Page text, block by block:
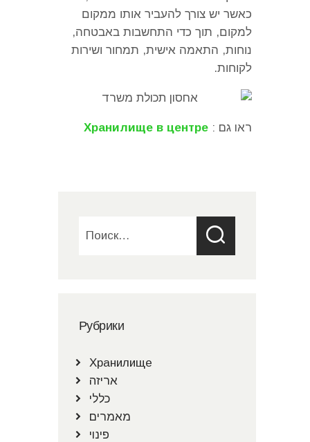
כאשר יש צורך להעביר אותו ממקום
למקום, תוך כדי התחשבות באבטחה,
נוחות, התאמה אישית, תמחור ושירות
לקוחות.
ראו גם : Хранилище в центре
Рубрики
Хранилище
אריזה
כללי
מאמרים
פינוי